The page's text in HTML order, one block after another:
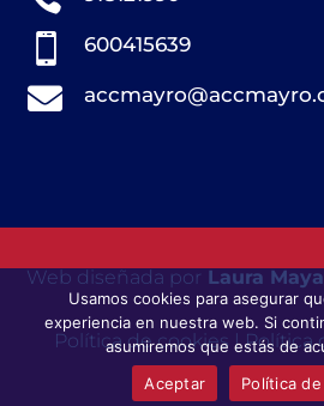
 600415639

Web diseñada por Laura Maya
Política de cookies |Política
Usamos cookies para asegurar
experiencia en nuestra web. Si
asumiremos que estás de
Aceptar
Política